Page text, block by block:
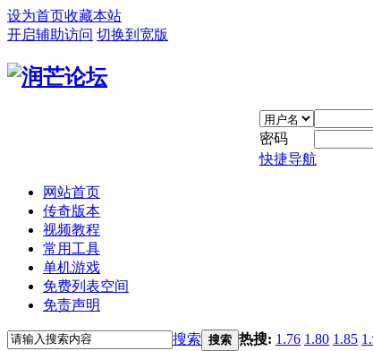
设为首页收藏本站
开启辅助访问 切换到宽版
密码
快捷导航
网站首页
传奇版本
视频教程
常用工具
单机游戏
免费列表空间
免责声明
搜索 搜索 热搜: 1.76 1.80 1.85